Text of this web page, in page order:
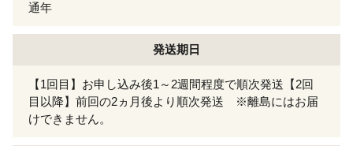
通年
発送期日
【1回目】お申し込み後1～2週間程度で順次発送【2回
目以降】前回の2ヵ月後より順次発送 ※離島にはお届
けできません。